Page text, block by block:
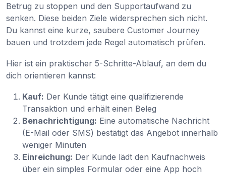
Betrug zu stoppen und den Supportaufwand zu
senken. Diese beiden Ziele widersprechen sich nicht.
Du kannst eine kurze, saubere Customer Journey
bauen und trotzdem jede Regel automatisch prüfen.
Hier ist ein praktischer 5-Schritte-Ablauf, an dem du
dich orientieren kannst:
Kauf: Der Kunde tätigt eine qualifizierende
Transaktion und erhält einen Beleg
Benachrichtigung: Eine automatische Nachricht
(E-Mail oder SMS) bestätigt das Angebot innerhalb
weniger Minuten
Einreichung: Der Kunde lädt den Kaufnachweis
über ein simples Formular oder eine App hoch